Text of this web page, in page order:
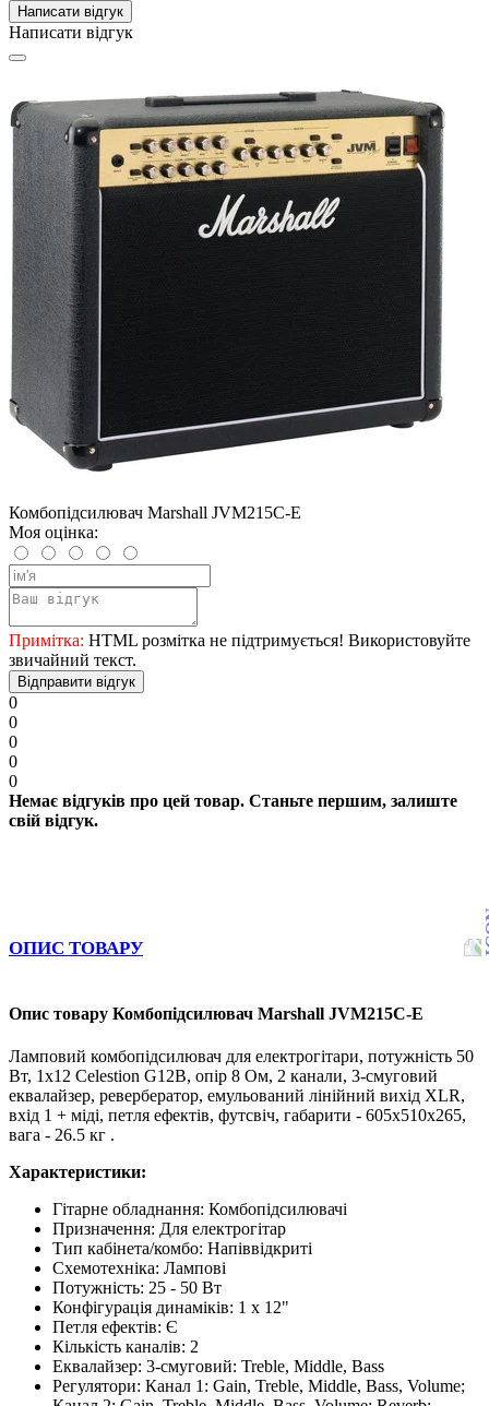
Написати відгук
Написати відгук
Комбопідсилювач Marshall JVM215C-E
Моя оцінка:
Примітка: HTML розмітка не підтримується! Використовуйте
звичайний текст.
Відправити відгук
0
0
0
0
0
Немає відгуків про цей товар. Станьте першим, залиште
свій відгук.
ОПИС ТОВАРУ
Опис товару Комбопідсилювач Marshall JVM215C-E
Ламповий комбопідсилювач для електрогітари, потужність 50
Вт, 1x12 Celestion G12B, опір 8 Ом, 2 канали, 3-смуговий
еквалайзер, ревербератор, емульований лінійний вихід XLR,
вхід 1 + міді, петля ефектів, футсвіч, габарити - 605x510x265,
вага - 26.5 кг .
Характеристики:
Гітарне обладнання: Комбопідсилювачі
Призначення: Для електрогітар
Тип кабінета/комбо: Напіввідкриті
Схемотехніка: Лампові
Потужність: 25 - 50 Вт
Конфігурація динаміків: 1 x 12"
Петля ефектів: Є
Кількість каналів: 2
Еквалайзер: 3-смуговий: Treble, Middle, Bass
Регулятори: Канал 1: Gain, Treble, Middle, Bass, Volume;